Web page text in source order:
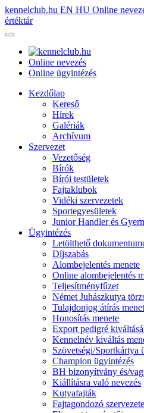
kennelclub.hu EN HU Online
értéktár
Online nevezés
Online ügyintézés
Kezdőlap
Kereső
Hírek
Galériák
Archívum
Szervezet
Vezetőség
Bírók
Bírói testületek
Fajtaklubok
Vidéki szervezetek
Sportegyesületek
Junior Handler és
Ügyintézés
Letölthető
Díjszabás
Alombejelentés menete
Online alombejelentés
Teljesítményfűzet
Német Juhászkutya
Tulajdonjog átírás
Honosítás menete
Export pedigré
Kennelnév kiváltás
Szövetségi/Sportkártya
Champion ügyintézés
BH bizonyítvány és/
Kiállításra való nevezés
Kutyafajták
Fajtagondozó